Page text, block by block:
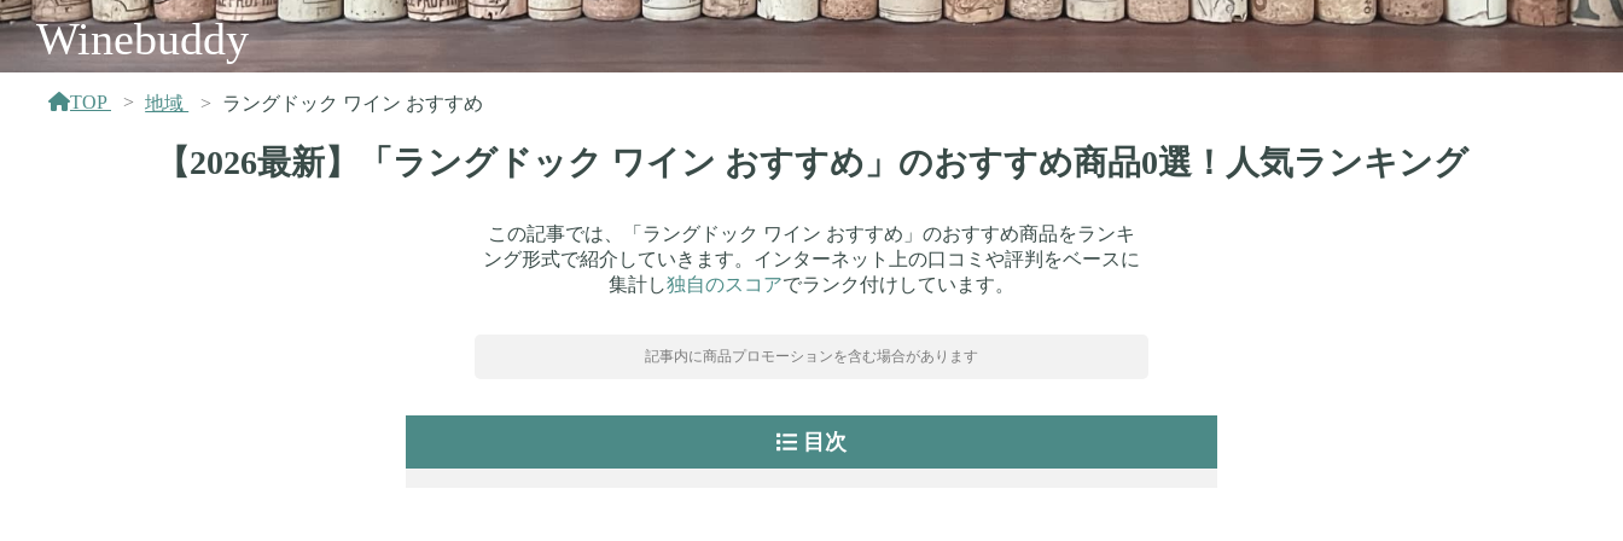
Winebuddy
TOP 地域 ラングドック ワイン おすすめ
【2026最新】「ラングドック ワイン おすすめ」のおすすめ商品0選！人気ランキング
この記事では、「ラングドック ワイン おすすめ」のおすすめ商品をランキ
ング形式で紹介していきます。インターネット上の口コミや評判をベースに
集計し独自のスコアでランク付けしています。
記事内に商品プロモーションを含む場合があります
目次